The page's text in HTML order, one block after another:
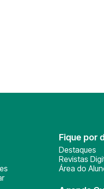
Fique por
Destaques
Revistas
Área do